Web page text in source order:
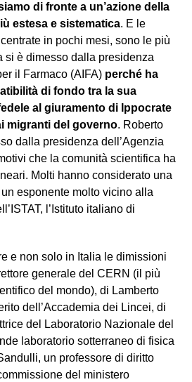
di fronte a un’azione della
estesa e sistematica. E le
in pochi mesi, sono le più
si è dimesso dalla presidenza
il Farmaco (AIFA) perché ha
di fondo tra la sua
al giuramento di Ippocrate
migranti del governo. Roberto
dalla presidenza dell’Agenzia
che la comunità scientifica ha
Molti hanno considerato una
esponente molto vicino alla
l’Istituto italiano di
e non solo in Italia le dimissioni
generale del CERN (il più
del mondo), di Lamberto
dell’Accademia dei Lincei, di
del Laboratorio Nazionale del
laboratorio sotterraneo di fisica
un professore di diritto
del ministero